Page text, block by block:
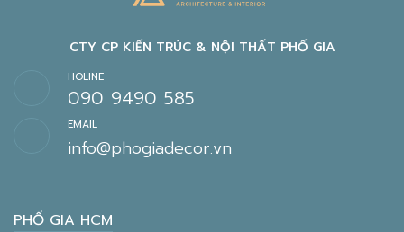
HOLINE
090 9490 585
CTY CP KIẾN TRÚC & NỘI THẤT PHỐ GIA
EMAIL
info@phogiadecor.vn
PHỐ GIA HCM